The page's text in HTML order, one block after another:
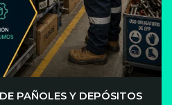
PAÑOLES Y DEPÓSITOS